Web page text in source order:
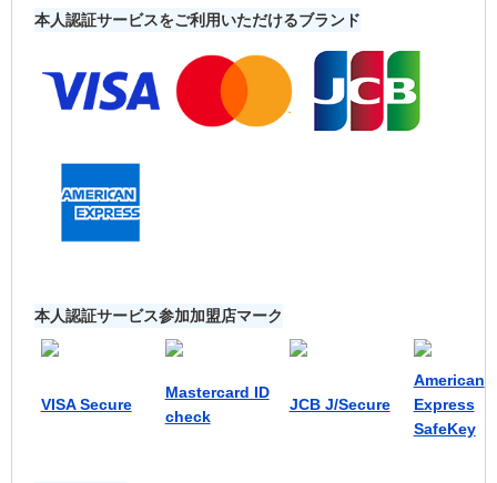
本人認証サービスをご利用いただけるブランド
本人認証サービス参加加盟店マーク
VISA Secure
Mastercard ID
check
JCB J/Secure
American
Express
SafeKey